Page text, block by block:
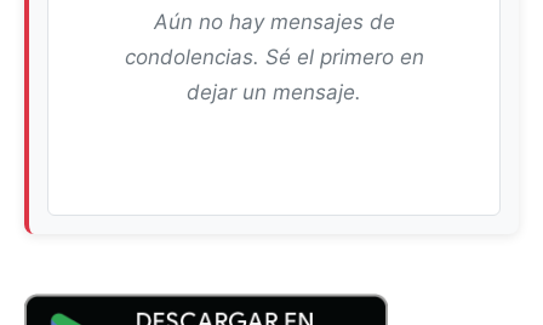
Aún no hay mensajes de
condolencias. Sé el primero en
dejar un mensaje.